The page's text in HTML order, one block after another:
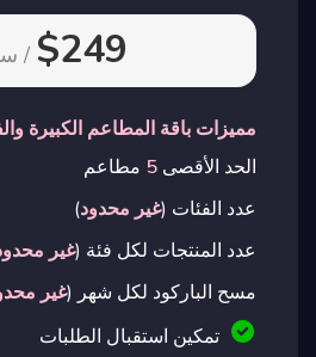
$249
/
مميزات باقة المطاعم الكبيرة
الحد الأقصى 5 مطاعم
عدد الفئات (غير محدود)
عدد المنتجات لكل فئة (غير
مسح الباركود لكل شهر (غير
تمكين استقبال الطلبات